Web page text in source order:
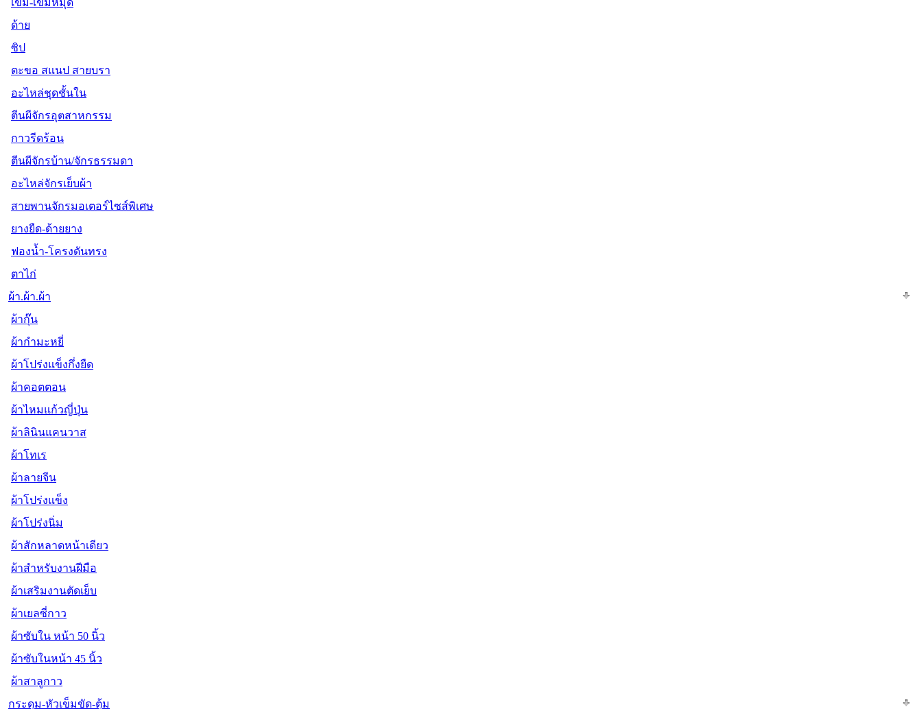
เข็ม-เข็มหมุด
ด้าย
ซิป
ตะขอ สแนป สายบรา
อะไหล่ชุดชั้นใน
ตีนผีจักรอุตสาหกรรม
กาวรีดร้อน
ตีนผีจักรบ้าน/จักรธรรมดา
อะไหล่จักรเย็บผ้า
สายพานจักรมอเตอร์ไซส์พิเศษ
ยางยืด-ด้ายยาง
ฟองน้ำ-โครงดันทรง
ตาไก่
ผ้า.ผ้า.ผ้า
ผ้ากุ๊น
ผ้ากำมะหยี่
ผ้าโปร่งแข็งกึ่งยืด
ผ้าคอตตอน
ผ้าไหมแก้วญี่ปุ่น
ผ้าลินินแคนวาส
ผ้าโทเร
ผ้าลายจีน
ผ้าโปร่งแข็ง
ผ้าโปร่งนิ่ม
ผ้าสักหลาดหน้าเดียว
ผ้าสำหรับงานฝีมือ
ผ้าเสริมงานตัดเย็บ
ผ้าเยลซี่กาว
ผ้าซับใน หน้า 50 นิ้ว
ผ้าซับในหน้า 45 นิ้ว
ผ้าสาลูกาว
กระดุม-หัวเข็มขัด-ตุ้ม